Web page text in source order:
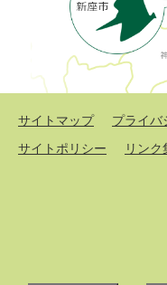
サイトマップ プライバ
サイトポリシー
リンク